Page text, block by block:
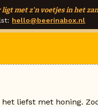
ligt met z'n voetjes in het
hello@beerinabox.nl
het liefst met honing.